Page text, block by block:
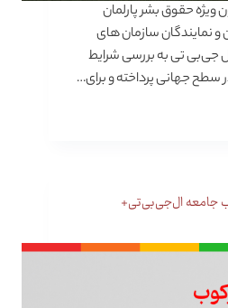
کمیسیون ویژه حقوق بشر پارلمان
و نمایندگان سازمان های
جی‌بی تی به بررسی شرایط
جهانی پرداخته و برای…
جامعه ال‌جی‌بی‌تی‌+